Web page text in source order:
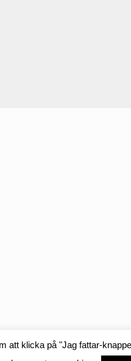
KONTAKT
klicka på "Jag fattar-